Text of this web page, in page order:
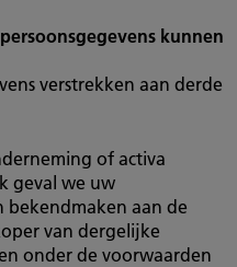
kunnen
verstrekken aan derde
of activa
geval we uw
bekendmaken aan de
van dergelijke
onder de voorwaarden